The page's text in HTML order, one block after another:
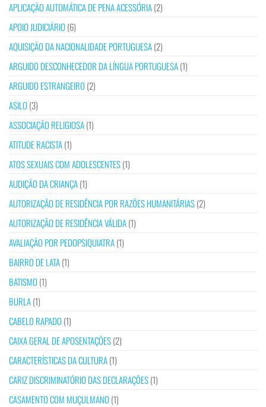
APLICAÇÃO AUTOMÁTICA DE PENA ACESSÓRIA(2)
APOIO JUDICIÁRIO (6)
AQUISIÇÃO DA NACIONALIDADE PORTUGUESA(2)
ARGUIDO DESCONHECEDOR DA LÍNGUA PORTUGUESA(1)
ARGUIDO ESTRANGEIRO (2)
ASILO (3)
ASSOCIAÇÃO RELIGIOSA(1)
ATITUDE RACISTA(1)
ATOS SEXUAIS COM ADOLESCENTES(1)
AUDIÇÃO DA CRIANÇA(1)
AUTORIZAÇÃO DE RESIDÊNCIA POR RAZÕES HUMANITÁRIAS(2)
AUTORIZAÇÃO DE RESIDÊNCIA VÁLIDA(1)
AVALIAÇÃO POR PEDOPSIQUIATRA(1)
BAIRRO DE LATA(1)
BATISMO (1)
BURLA(1)
CABELO RAPADO (1)
CAIXA GERAL DE APOSENTAÇÕES(2)
CARACTERÍSTICAS DA CULTURA(1)
CARIZ DISCRIMINATÓRIO DAS DECLARAÇÕES(1)
CASAMENTO COM MUÇULMANO (1)